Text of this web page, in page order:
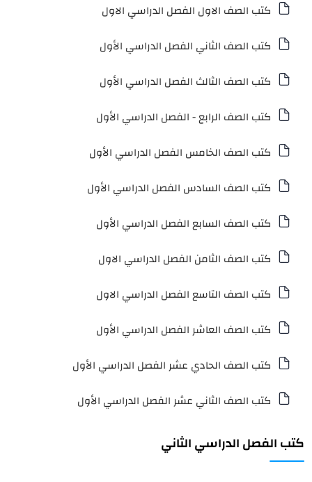
كتب الصف الاول الفصل الدراسي الاول
كتب الصف الثاني الفصل الدراسي الأول
كتب الصف الثالث الفصل الدراسي الأول
كتب الصف الرابع - الفصل الدراسي الأول
كتب الصف الخامس الفصل الدراسي الأول
كتب الصف السادس الفصل الدراسي الأول
كتب الصف السابع الفصل الدراسي الأول
كتب الصف الثامن الفصل الدراسي الاول
كتب الصف التاسع الفصل الدراسي الاول
كتب الصف العاشر الفصل الدراسي الأول
كتب الصف الحادي عشر الفصل الدراسي الأول
كتب الصف الثاني عشر الفصل الدراسي الأول
كتب الفصل الدراسي الثاني